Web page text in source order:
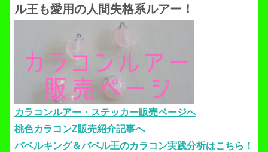
ル王も愛用の人間失格系ルアー！
カラコンルアー・ステッカー販売ページへ
桃色カラコンZ販売紹介記事へ
バベルキング＆バベル王のカラコン実践分析はこちら！